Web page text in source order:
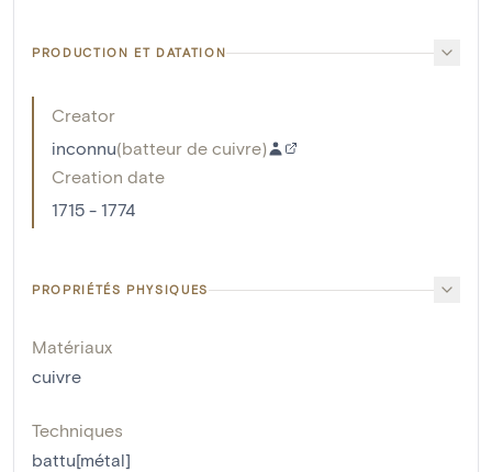
PRODUCTION ET DATATION
Creator
inconnu(batteur de cuivre)
Creation date
1715 - 1774
PROPRIÉTÉS PHYSIQUES
Matériaux
cuivre
Techniques
battu[métal]